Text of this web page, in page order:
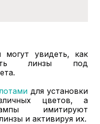
увидеть, как
линзы под
для установки
цветов, а
имитируют
и активируя их.